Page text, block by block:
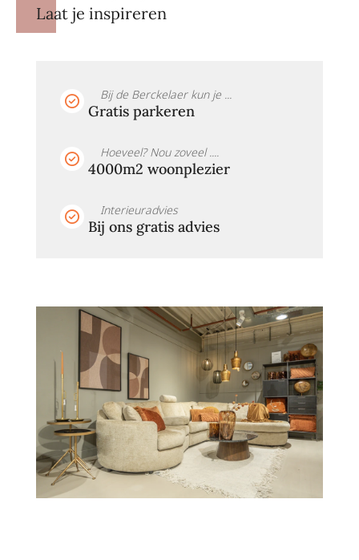
Laat je inspireren
Bij de Berckelaer kun je ...
Gratis parkeren
Hoeveel? Nou zoveel ....
4000m2 woonplezier
Interieuradvies
Bij ons gratis advies